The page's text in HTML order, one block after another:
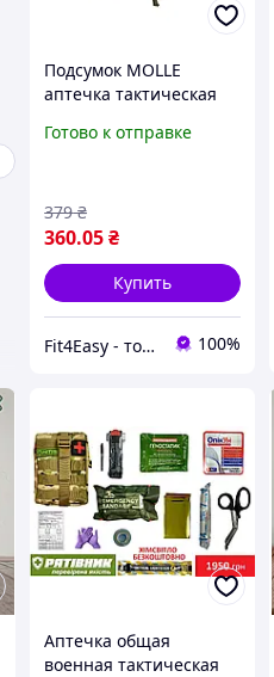
Подсумок MOLLE
аптечка тактическая
РПС, разгрузки или
Готово к отправке
360.05₴
379 ₴
Купить
Fit4Easy - товари для фітнесу та спорту 100%
Аптечка общая
военная тактическая